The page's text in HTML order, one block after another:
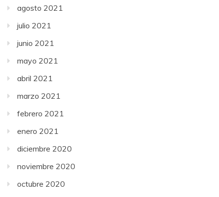
agosto 2021
julio 2021
junio 2021
mayo 2021
abril 2021
marzo 2021
febrero 2021
enero 2021
diciembre 2020
noviembre 2020
octubre 2020